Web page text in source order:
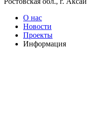
О нас
Новости
Проекты
Информация